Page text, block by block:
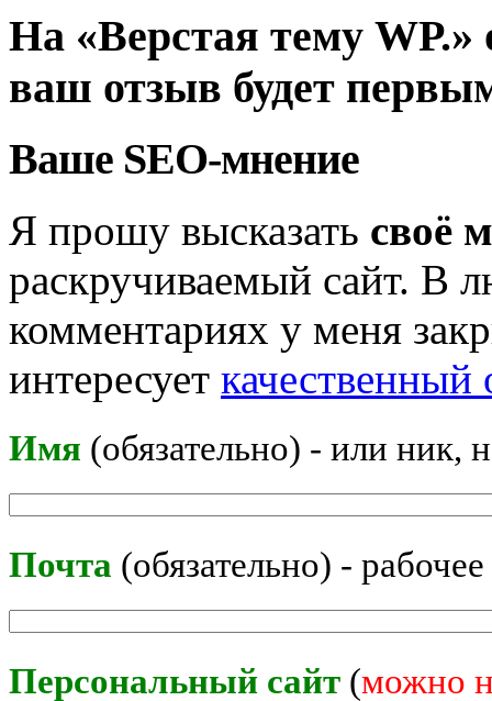
На «Верстая тему
ваш отзыв будет
Ваше SEO-мнение
Я прошу высказать своё
раскручиваемый сайт. В
комментариях у меня
интересует
Имя (обязательно) - или ник,
Почта (обязательно) -
Персональный сайт (можно